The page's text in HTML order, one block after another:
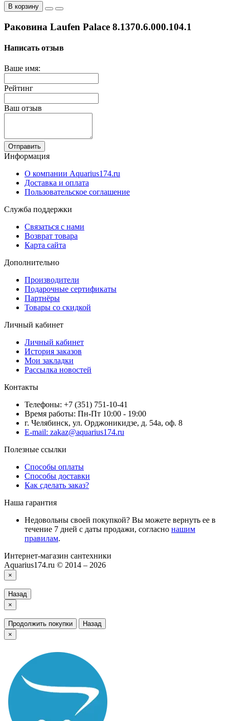
В корзину
Раковина Laufen Palace 8.1370.6.000.104.1
Написать отзыв
Ваше имя:
Рейтинг
Ваш отзыв
Отправить
Информация
О компании Aquarius174.ru
Доставка и оплата
Пользовательское соглашение
Служба поддержки
Связаться с нами
Возврат товара
Карта сайта
Дополнительно
Производители
Подарочные сертификаты
Партнёры
Товары со скидкой
Личный кабинет
Личный кабинет
История заказов
Мои закладки
Рассылка новостей
Контакты
Телефоны: +7 (351) 751-10-41
Время работы: Пн-Пт 10:00 - 19:00
г. Челябинск, ул. Орджоникидзе, д. 54а, оф. 8
E-mail: zakaz@aquarius174.ru
Полезные ссылки
Способы оплаты
Способы доставки
Как сделать заказ?
Наша гарантия
Недовольны своей покупкой? Вы можете вернуть ее в
течение 7 дней с даты продажи, согласно нашим
правилам.
Интернет-магазин сантехники
Aquarius174.ru © 2014 – 2026
×
Назад
×
Продолжить покупки
Назад
×